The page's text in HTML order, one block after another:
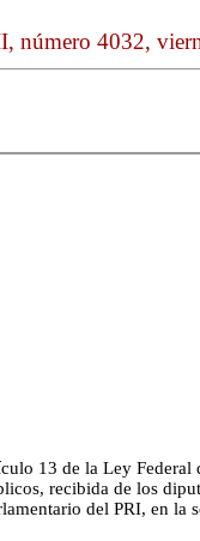
número 4032,
13 de la Ley Federal
recibida de los
del PRI, en la